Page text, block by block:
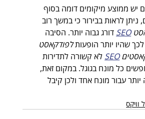
יש ממוצע מיקומים דומה בסוף
ניתן לראות בבירור כי במשך רוב
SEO דורג גבוה יותר. הסיבה
לכך שהיו יותר הופעות לפודקאסט
SEO לא קשורה לתדירות
כל מונח בגוגל. במקום זאת,
יותר עבור מונח אחד ולכן קיבל
וויקס